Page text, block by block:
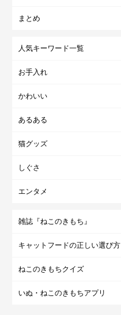
まとめ
人気キーワード一覧
お手入れ
かわいい
あるある
猫グッズ
しぐさ
エンタメ
雑誌『ねこのきもち』
キャットフードの正しい選び方
ねこのきもちクイズ
いぬ・ねこのきもちアプリ